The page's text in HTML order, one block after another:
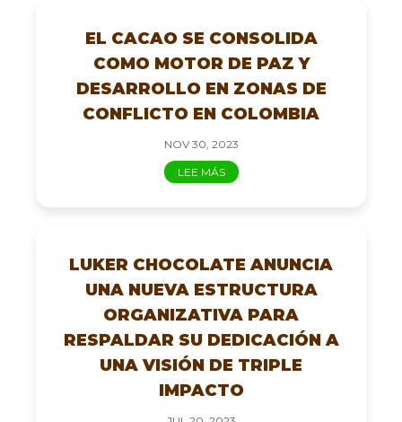
EL CACAO SE CONSOLIDA
COMO MOTOR DE PAZ Y
DESARROLLO EN ZONAS DE
CONFLICTO EN COLOMBIA
NOV 30, 2023
LEE MÁS
LUKER CHOCOLATE ANUNCIA
UNA NUEVA ESTRUCTURA
ORGANIZATIVA PARA
RESPALDAR SU DEDICACIÓN A
UNA VISIÓN DE TRIPLE
IMPACTO